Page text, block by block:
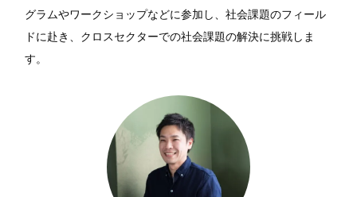
グラムやワークショップなどに参加し、社会課題のフィール
ドに赴き、クロスセクターでの社会課題の解決に挑戦しま
す。